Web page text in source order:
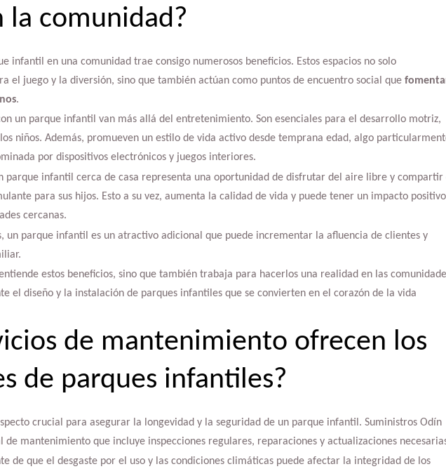
la comunidad?
infantil en una comunidad trae consigo numerosos beneficios. Estos espacios no solo
el juego y la diversión, sino que también actúan como puntos de encuentro social que
.
un parque infantil van más allá del entretenimiento. Son esenciales para el desarrollo motriz,
niños. Además, promueven un estilo de vida activo desde temprana edad, algo
por dispositivos electrónicos y juegos interiores.
parque infantil cerca de casa representa una oportunidad de disfrutar del aire libre y compartir
para sus hijos. Esto a su vez, aumenta la calidad de vida y puede tener un impacto positivo
cercanas.
un parque infantil es un atractivo adicional que puede incrementar la afluencia de clientes y
estos beneficios, sino que también trabaja para hacerlos una realidad en las
el diseño y la instalación de parques infantiles que se convierten en el corazón de la vida
de mantenimiento ofrecen los
de parques infantiles?
crucial para asegurar la longevidad y la seguridad de un parque infantil. Suministros Odín
mantenimiento que incluye inspecciones regulares, reparaciones y actualizaciones
de que el desgaste por el uso y las condiciones climáticas puede afectar la integridad de los